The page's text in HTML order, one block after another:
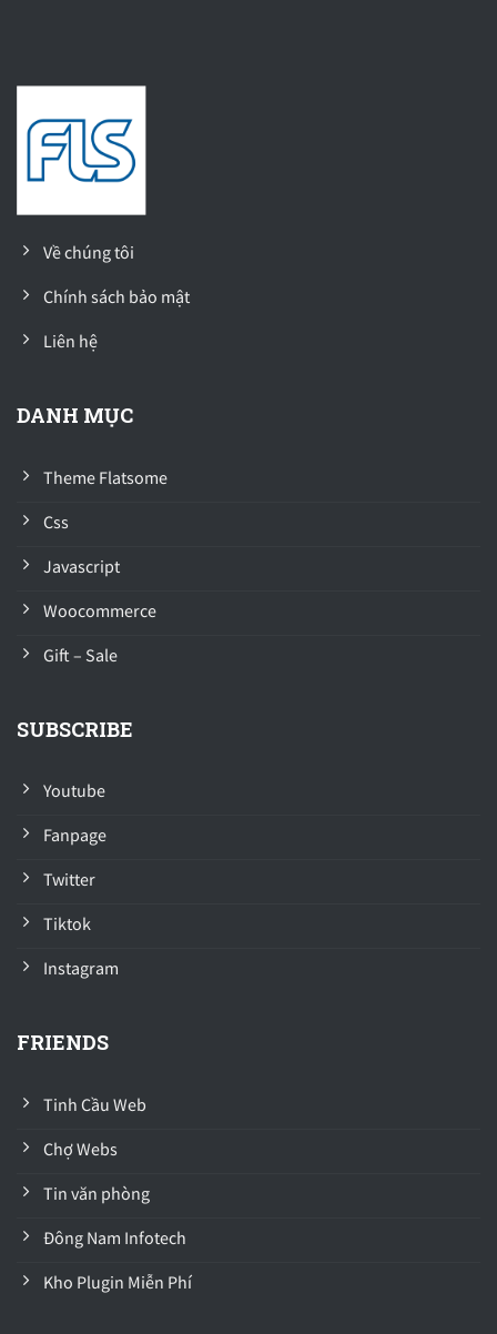
Về chúng tôi
Chính sách bảo mật
Liên hệ
DANH MỤC
Theme Flatsome
Css
Javascript
Woocommerce
Gift – Sale
SUBSCRIBE
Youtube
Fanpage
Twitter
Tiktok
Instagram
FRIENDS
Tinh Cầu Web
Chợ Webs
Tin văn phòng
Đông Nam Infotech
Kho Plugin Miễn Phí